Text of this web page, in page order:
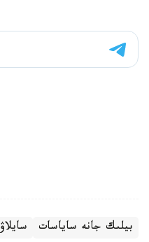
بيلىك جانە ساياسات سايلاۋ-